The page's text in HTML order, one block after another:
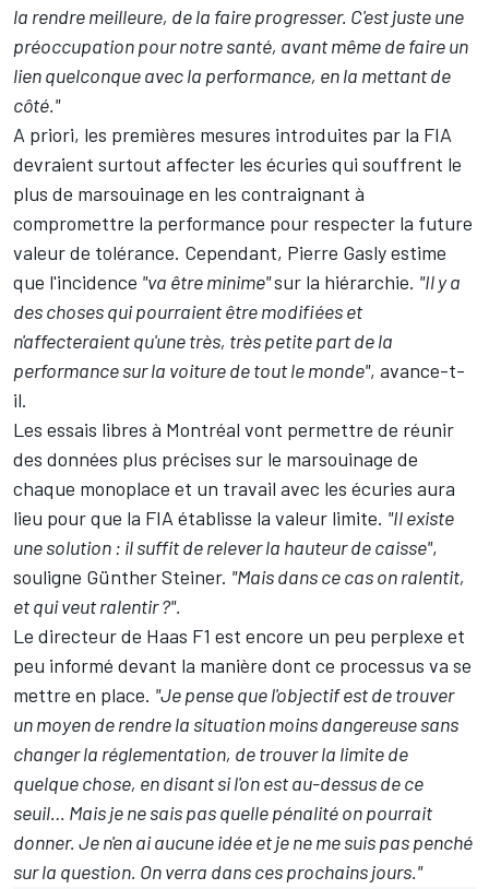
la rendre meilleure, de la faire progresser. C'est juste une
préoccupation pour notre santé, avant même de faire un
lien quelconque avec la performance, en la mettant de
côté."
A priori, les premières mesures introduites par la FIA
devraient surtout affecter les écuries qui souffrent le
plus de marsouinage en les contraignant à
compromettre la performance pour respecter la future
valeur de tolérance. Cependant, Pierre Gasly estime
que l'incidence "va être minime"sur la hiérarchie. "Il y a
des choses qui pourraient être modifiées et
n'affecteraient qu'une très, très petite part de la
performance sur la voiture de tout le monde", avance-t-
il.
Les essais libres à Montréal vont permettre de réunir
des données plus précises sur le marsouinage de
chaque monoplace et un travail avec les écuries aura
lieu pour que la FIA établisse la valeur limite. "Il existe
une solution : il suffit de relever la hauteur de caisse",
souligne Günther Steiner. "Mais dans ce cas on ralentit,
et qui veut ralentir ?".
Le directeur de Haas F1 est encore un peu perplexe et
peu informé devant la manière dont ce processus va se
mettre en place. "Je pense que l'objectif est de trouver
un moyen de rendre la situation moins dangereuse sans
changer la réglementation, de trouver la limite de
quelque chose, en disant si l'on est au-dessus de ce
seuil… Mais je ne sais pas quelle pénalité on pourrait
donner. Je n'en ai aucune idée et je ne me suis pas penché
sur la question. On verra dans ces prochains jours."